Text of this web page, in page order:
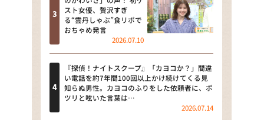
本日はダイアンなり！シーズン２
朝だ！生です旅サラダ
教えて！ニュースライブ 正義の
ミカタ
ＬＩＦＥ～夢のカタチ～
新婚さんいらっしゃい！
スト女優、贅沢すぎ
る“雲丹しゃぶ”食リポで
おちゃめ発言
2026.07.10
『探偵！ナイトスクープ』「カヨコか？」間違
い電話を約7年間100回以上かけ続けてくる見
知らぬ男性。カヨコのふりをした依頼者に、ポ
ツリと呟いた言葉は…
2026.07.14